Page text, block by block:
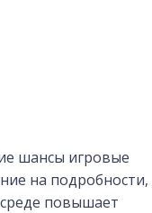
шансы игровые
на подробности,
повышает